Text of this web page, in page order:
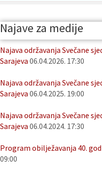
Najave za medije
Najava održavanja Svečane
Sarajeva 06.04.2026. 17:30
Najava održavanja Svečane
Sarajeva 06.04.2025. 19:00
Najava održavanja Svečane
Sarajeva 06.04.2024. 17:30
Program obilježavanja 40.
09:00